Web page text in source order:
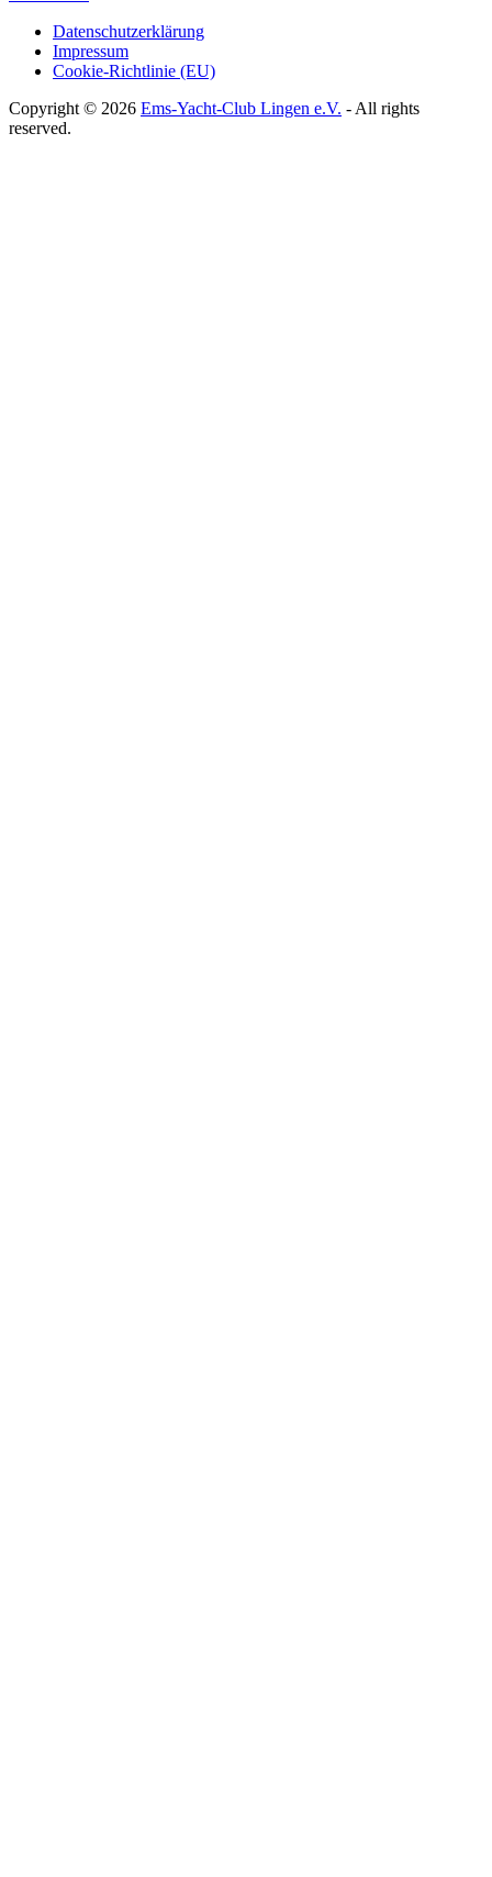
Datenschutzerklärung
Impressum
Cookie-Richtlinie (EU)
Copyright © 2026 Ems-Yacht-Club Lingen e.V. - All rights
reserved.